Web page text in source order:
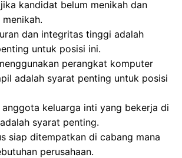
kandidat belum menikah dan
dan integritas tinggi adalah
untuk posisi ini.
perangkat komputer
adalah syarat penting untuk posisi
keluarga inti yang bekerja di
syarat penting.
siap ditempatkan di cabang mana
perusahaan.